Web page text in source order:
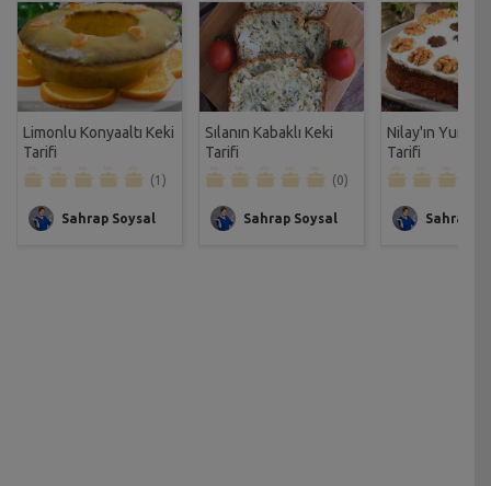
Limonlu Konyaaltı Keki
Tarifi
(1)
Sahrap Soysal
Sılanın Kabaklı Keki
Tarifi
(0)
Sahrap Soysal
Nilay'ın Yunan
Tarifi
Sahrap